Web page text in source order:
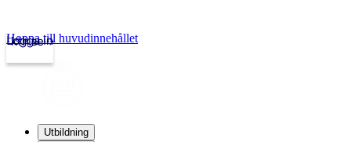
kth.se
Logga in
Hoppa till huvudinnehållet
Utbildning